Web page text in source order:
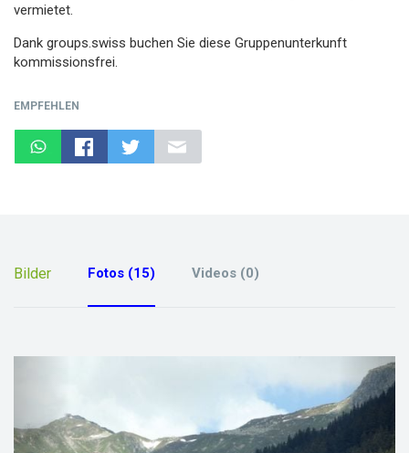
vermietet.
Dank groups.swiss buchen Sie diese Gruppenunterkunft
kommissionsfrei.
EMPFEHLEN
Bilder Fotos (15) Videos (0)
next